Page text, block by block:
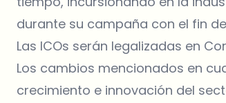
durante su campaña con el fin
Las ICOs serán legalizadas en
Los cambios mencionados en
crecimiento e innovación del